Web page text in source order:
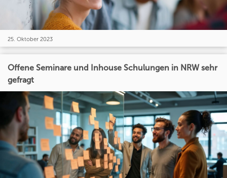
25. Oktober 2023
Offene Seminare und Inhouse Schulungen in NRW sehr
gefragt